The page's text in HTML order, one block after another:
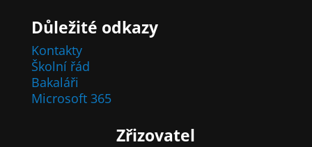
Důležité odkazy
Kontakty
Školní řád
Bakaláři
Microsoft 365
Zřizovatel